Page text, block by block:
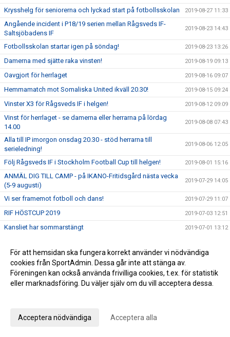
Krysshelg för seniorerna och lyckad start på fotbollsskolan 2019-08-27 11:33
Angående incident i P18/19 serien mellan Rågsveds IF-
Saltsjöbadens IF
2019-08-23 14:43
Fotbollsskolan startar igen på söndag! 2019-08-23 13:26
Damerna med sjätte raka vinsten! 2019-08-19 09:13
Oavgjort för herrlaget 2019-08-16 09:07
Hemmamatch mot Somaliska United ikväll 20.30! 2019-08-15 09:24
Vinster X3 för Rågsveds IF i helgen! 2019-08-12 09:09
Vinst för herrlaget - se damerna eller herrarna på lördag
14.00
2019-08-08 07:43
Alla till IP imorgon onsdag 20.30 - stöd herrarna till
serieledning!
2019-08-06 12:05
Följ Rågsveds IF i Stockholm Football Cup till helgen! 2019-08-01 15:16
ANMÄL DIG TILL CAMP - på IKANO-Fritidsgård nästa vecka
(5-9 augusti)
2019-07-29 14:05
Vi ser framemot fotboll och dans! 2019-07-29 11:07
RIF HÖSTCUP 2019 2019-07-03 12:51
Kansliet har sommarstängt 2019-07-01 13:12
Stöd herrarna på hemmaplan imorgon torsdag - vårens
sista match!
Summercamp och andra sommaraktiviteter!
Stark avslutning på våren för damerna - Alla till Essinge på
För att hemsidan ska fungera korrekt använder vi nödvändiga
cookies från SportAdmin. Dessa går inte att stänga av.
Föreningen kan också använda frivilliga cookies, t.ex. för statistik
eller marknadsföring. Du väljer själv om du vill acceptera dessa.
Acceptera nödvändiga Acceptera alla